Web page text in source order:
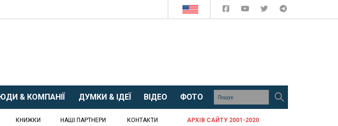
& КОМПАНІЇ ДУМКИ & ІДЕЇ ВІДЕО ФОТО
КНИЖКИ НАШІ ПАРТНЕРИ КОНТАКТИ АРХІВ САЙТУ 2001-2020